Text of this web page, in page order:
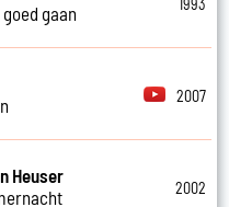
gaan
2007
Heuser
2002